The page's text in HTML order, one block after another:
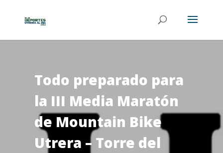
Todo preparado para
la III Media Maratón
de Mountain Bike
Utrera – Torre del